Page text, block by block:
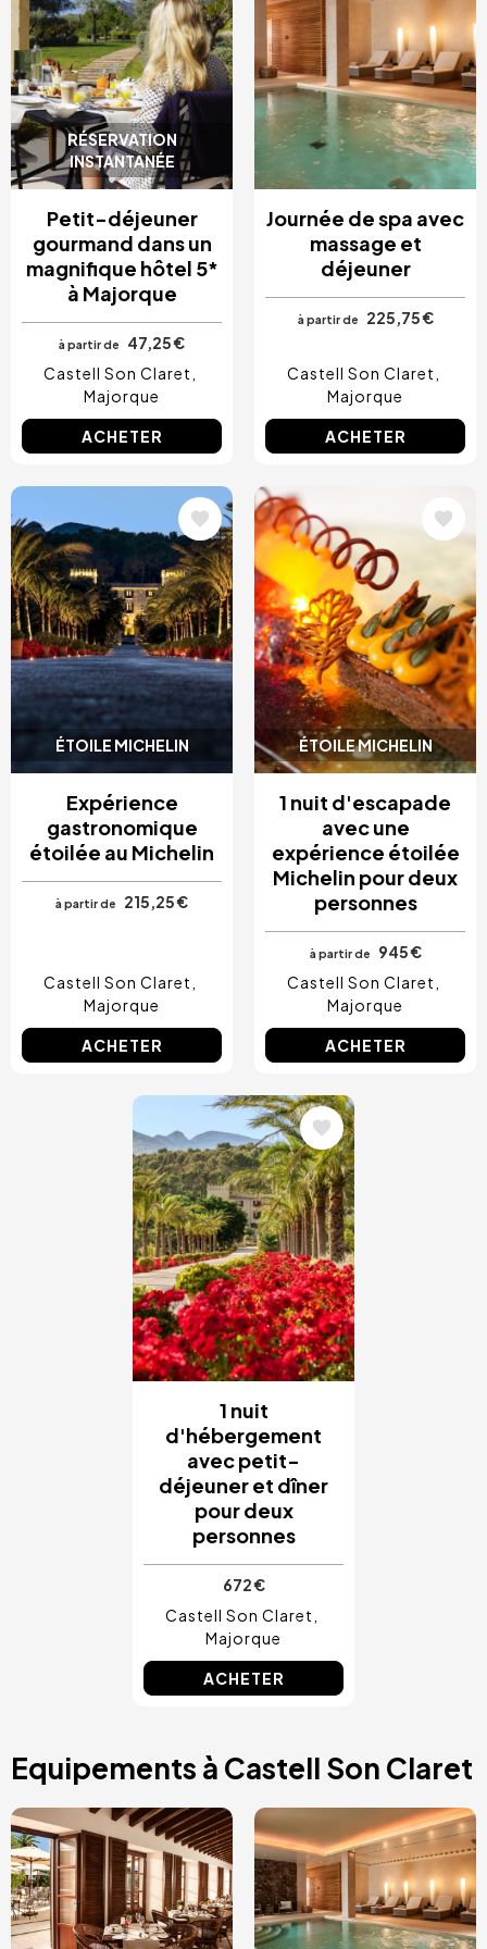
Costa Blanca, Espagne
Bilbao, Espagne
Cancun, Mexique
Amsterdam, Pays-Bas
Nice, France
RÉSERVATION
INSTANTANÉE
Petit-déjeuner
gourmand dans un
magnifique hôtel 5*
à Majorque
à partir de
47,25 €
Castell Son Claret
Majorque
ACHETER
Journée de spa avec
massage et
déjeuner
à partir de 225,75 €
Castell Son Claret
Majorque
ACHETER
ÉTOILE MICHELIN
Image
Expérience
gastronomique
étoilée au Michelin
à partir de 215,25 €
Castell Son Claret
Majorque
ACHETER
ÉTOILE MICHELIN
Image
1 nuit d'escapade
avec une
expérience étoilée
Michelin pour deux
personnes
à partir de
945 €
Castell Son Claret
Majorque
ACHETER
Image
1 nuit
d'hébergement
avec petit-
déjeuner et dîner
pour deux
personnes
672 €
Castell Son Claret
Majorque
ACHETER
Equipements à Castell Son Claret
Image
Image